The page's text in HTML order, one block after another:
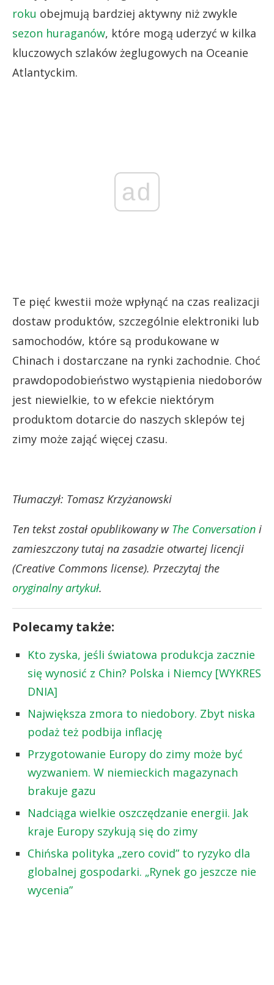
roku obejmują bardziej aktywny niż zwykle
sezon huraganów, które mogą uderzyć w kilka
kluczowych szlaków żeglugowych na Oceanie
Atlantyckim.
ad
Te pięć kwestii może wpłynąć na czas realizacji
dostaw produktów, szczególnie elektroniki lub
samochodów, które są produkowane w
Chinach i dostarczane na rynki zachodnie. Choć
prawdopodobieństwo wystąpienia niedoborów
jest niewielkie, to w efekcie niektórym
produktom dotarcie do naszych sklepów tej
zimy może zająć więcej czasu.
Tłumaczył: Tomasz Krzyżanowski
Ten tekst został opublikowany w The Conversation i
zamieszczony tutaj na zasadzie otwartej licencji
(Creative Commons license). Przeczytaj the
oryginalny artykuł.
Polecamy także:
Kto zyska, jeśli światowa produkcja zacznie
się wynosić z Chin? Polska i Niemcy [WYKRES
DNIA]
Największa zmora to niedobory. Zbyt niska
podaż też podbija inflację
Przygotowanie Europy do zimy może być
wyzwaniem. W niemieckich magazynach
brakuje gazu
Nadciąga wielkie oszczędzanie energii. Jak
kraje Europy szykują się do zimy
Chińska polityka „zero covid” to ryzyko dla
globalnej gospodarki. „Rynek go jeszcze nie
wycenia”